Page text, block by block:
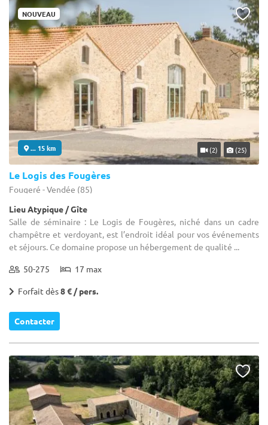
NOUVEAU
... 15 km (2) (25)
Le Logis des Fougères
Fougeré - Vendée (85)
Lieu Atypique / Gîte
Salle de séminaire : Le Logis de Fougères, niché dans un cadre
champêtre et verdoyant, est l’endroit idéal pour vos événements
et séjours. Ce domaine propose un hébergement de qualité ...
50-275 17 max
Forfait dès8 € / pers.
Contacter